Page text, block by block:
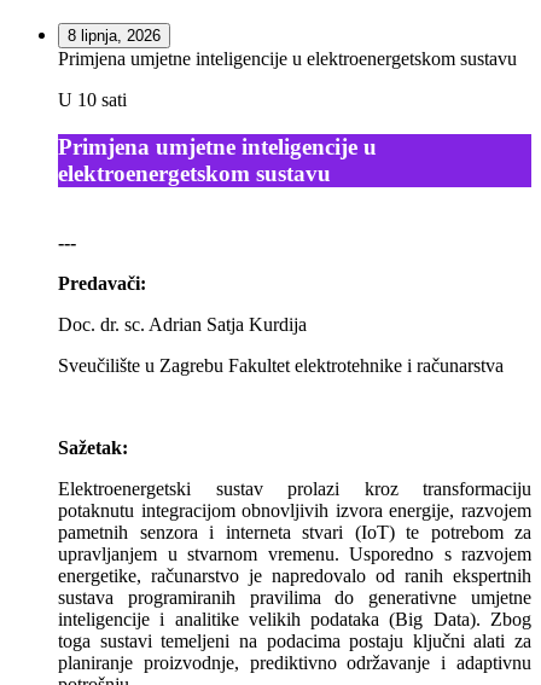
8 lipnja, 2026
Primjena umjetne inteligencije u elektroenergetskom sustavu
U 10 sati
Primjena umjetne inteligencije u
elektroenergetskom sustavu
---
Predavači:
Doc. dr. sc. Adrian Satja Kurdija
Sveučilište u Zagrebu Fakultet elektrotehnike i računarstva
Sažetak:
Elektroenergetski sustav prolazi kroz transformaciju
potaknutu integracijom obnovljivih izvora energije, razvojem
pametnih senzora i interneta stvari (IoT) te potrebom za
upravljanjem u stvarnom vremenu. Usporedno s razvojem
energetike, računarstvo je napredovalo od ranih ekspertnih
sustava programiranih pravilima do generativne umjetne
inteligencije i analitike velikih podataka (Big Data). Zbog
toga sustavi temeljeni na podacima postaju ključni alati za
planiranje proizvodnje, prediktivno održavanje i adaptivnu